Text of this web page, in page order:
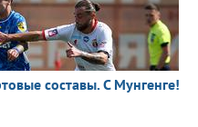
составы. С Мунгенге!